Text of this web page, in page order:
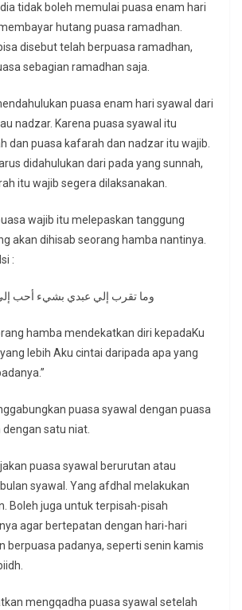
tidak boleh memulai puasa enam hari
hutang puasa ramadhan.
disebut telah berpuasa ramadhan,
sebagian ramadhan saja.
puasa enam hari syawal dari
nadzar. Karena puasa syawal itu
dan puasa kafarah dan nadzar itu wajib.
didahulukan dari pada yang sunnah,
itu wajib segera dilaksanakan.
wajib itu melepaskan tanggung
akan dihisab seorang hamba nantinya.
:
وما تقرب إلي عبدي بشيء أحب
hamba mendekatkan diri kepadaKu
lebih Aku cintai daripada apa yang
puasa syawal dengan puasa
satu niat.
puasa syawal berurutan atau
syawal. Yang afdhal melakukan
Boleh juga untuk terpisah-pisah
agar bertepatan dengan hari-hari
berpuasa padanya, seperti senin kamis
mengqadha puasa syawal setelah